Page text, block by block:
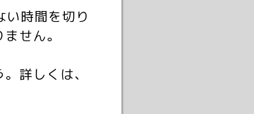
時間を切り
せん。
詳しくは、